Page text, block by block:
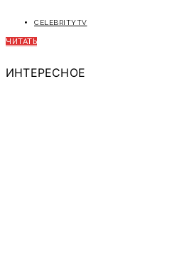
CELEBRITYTV
ЧИТАТЬ
ИНТЕРЕСНОЕ